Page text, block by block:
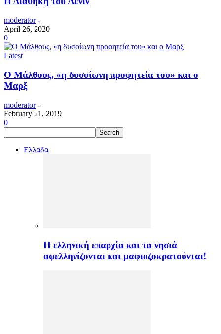
moderator -
April 26, 2020
0
Latest
Ο Μάλθους, «η δυσοίωνη προφητεία του» και ο
Μαρξ
moderator -
February 21, 2019
0
Ελλαδα
H ελληνική επαρχία και τα νησιά
αφελληνίζονται και μαφιοζοκρατούνται!